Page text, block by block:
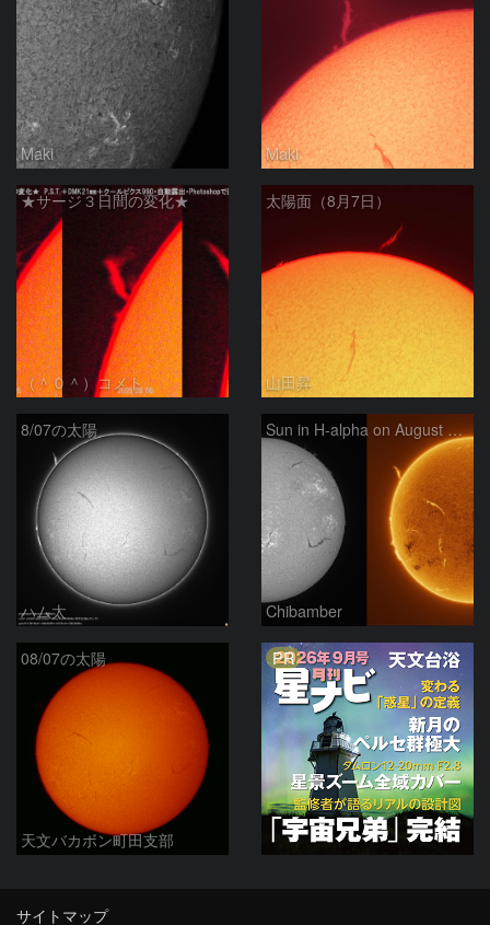
Maki Maki
★サージ３日間の変化★
（＾０＾）コメト
太陽面（8月7日）
山田昇
8/07の太陽
ハム太
Sun in H-alpha on August 7, 2026
Chibamber
08/07の太陽
天文バカボン町田支部
PR
サイトマップ